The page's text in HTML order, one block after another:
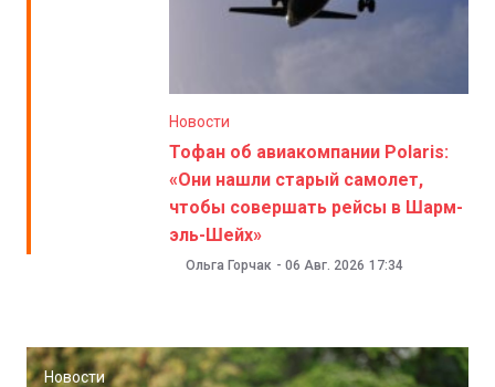
Новости
Тофан об авиакомпании Polaris:
«Они нашли старый самолет,
чтобы совершать рейсы в Шарм-
эль-Шейх»
Ольга Горчак - 06 Авг. 2026 17:34
Новости